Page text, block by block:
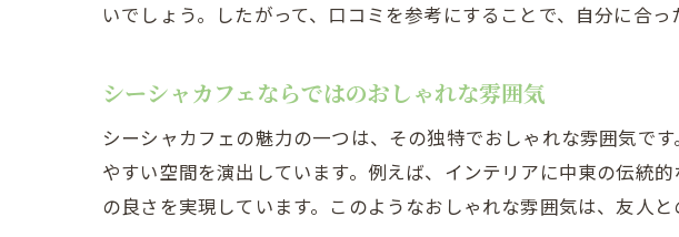
いでしょう。したがって、口コミを参考にすることで、自分に合
シーシャカフェならではのおしゃれな雰囲気
シーシャカフェの魅力の一つは、その独特でおしゃれな雰囲気で
やすい空間を演出しています。例えば、インテリアに中東の伝統
の良さを実現しています。このようなおしゃれな雰囲気は、友人